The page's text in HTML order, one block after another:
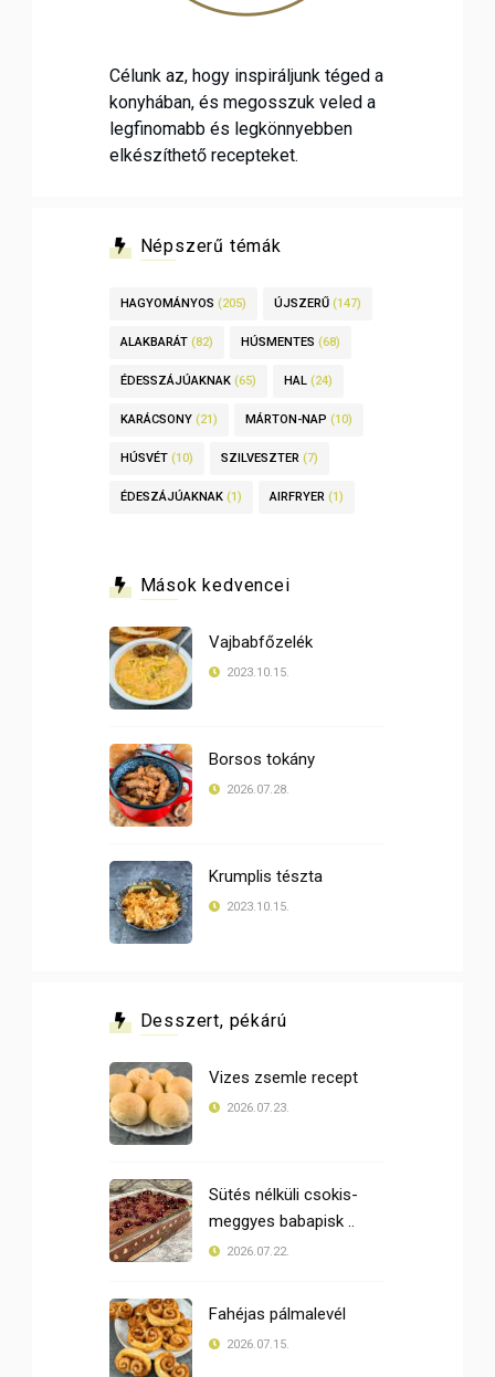
Célunk az, hogy inspiráljunk téged a
konyhában, és megosszuk veled a
legfinomabb és legkönnyebben
elkészíthető recepteket.
Népszerű témák
HAGYOMÁNYOS (205) ÚJSZERŰ (147)
ALAKBARÁT (82) HÚSMENTES (68)
ÉDESSZÁJÚAKNAK (65) HAL (24)
KARÁCSONY (21) MÁRTON-NAP (10)
HÚSVÉT (10) SZILVESZTER (7)
ÉDESZÁJÚAKNAK (1) AIRFRYER (1)
Mások kedvencei
Vajbabfőzelék
2023.10.15.
Borsos tokány
2026.07.28.
Krumplis tészta
2023.10.15.
Desszert, pékárú
Vizes zsemle recept
2026.07.23.
Sütés nélküli csokis-
meggyes babapisk ..
2026.07.22.
Fahéjas pálmalevél
2026.07.15.